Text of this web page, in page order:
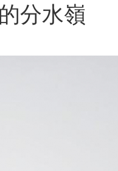
分水嶺